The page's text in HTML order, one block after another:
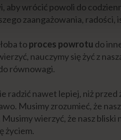
aby wrócić powoli do
zaangażowania, radości,
toproces powrotu do
nauczymy się żyć z
równowagi.
radzić nawet lepiej, niż przed
Musimy zrozumieć, że
Musimy wierzyć, że nasz
życiem.